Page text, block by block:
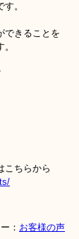
。
できることを
こちらから
： お客様の声